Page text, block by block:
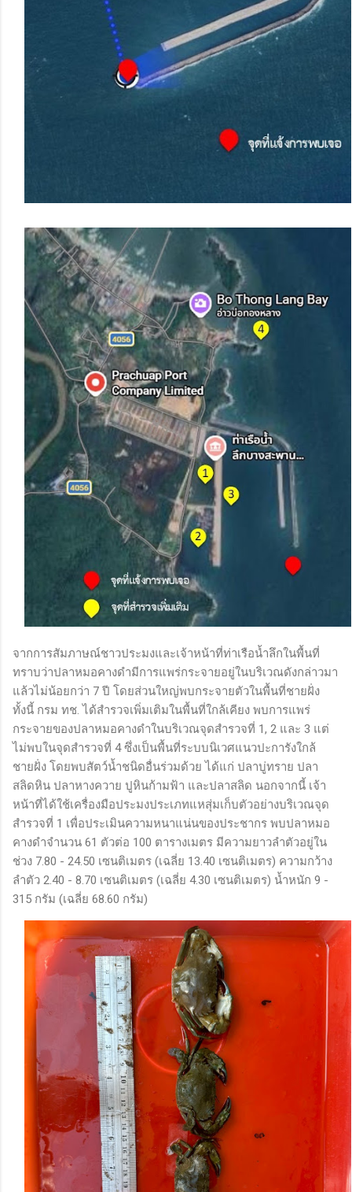
จากการสัมภาษณ์ชาวประมงและเจ้าหน้าที่ท่าเรือน้ำลึกในพื้นที่
ทราบว่าปลาหมอคางดำมีการแพร่กระจายอยู่ในบริเวณดังกล่าวมา
แล้วไม่น้อยกว่า 7 ปี โดยส่วนใหญ่พบกระจายตัวในพื้นที่ชายฝั่ง
ทั้งนี้ กรม ทช. ได้สำรวจเพิ่มเติมในพื้นที่ใกล้เคียง พบการแพร่
กระจายของปลาหมอคางดำในบริเวณจุดสำรวจที่ 1, 2 และ 3 แต่
ไม่พบในจุดสำรวจที่ 4 ซึ่งเป็นพื้นที่ระบบนิเวศแนวปะการังใกล้
ชายฝั่ง โดยพบสัตว์น้ำชนิดอื่นร่วมด้วย ได้แก่ ปลาบู่ทราย ปลา
สลิดหิน ปลาหางควาย ปูหินก้ามฟ้า และปลาสลิด นอกจากนี้ เจ้า
หน้าที่ได้ใช้เครื่องมือประมงประเภทแหสุ่มเก็บตัวอย่างบริเวณจุด
สำรวจที่ 1 เพื่อประเมินความหนาแน่นของประชากร พบปลาหมอ
คางดำจำนวน 61 ตัวต่อ 100 ตารางเมตร มีความยาวลำตัวอยู่ใน
ช่วง 7.80 - 24.50 เซนติเมตร (เฉลี่ย 13.40 เซนติเมตร) ความกว้าง
ลำตัว 2.40 - 8.70 เซนติเมตร (เฉลี่ย 4.30 เซนติเมตร) น้ำหนัก 9 -
315 กรัม (เฉลี่ย 68.60 กรัม)